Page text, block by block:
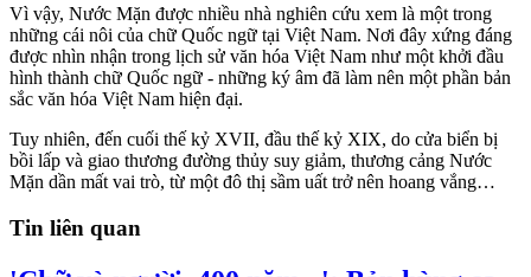
Vì vậy, Nước Mặn được nhiều nhà nghiên cứu xem là một trong
những cái nôi của chữ Quốc ngữ tại Việt Nam. Nơi đây xứng đáng
được nhìn nhận trong lịch sử văn hóa Việt Nam như một khởi đầu
hình thành chữ Quốc ngữ - những ký âm đã làm nên một phần bản
sắc văn hóa Việt Nam hiện đại.
Tuy nhiên, đến cuối thế kỷ XVII, đầu thế kỷ XIX, do cửa biển bị
bồi lấp và giao thương đường thủy suy giảm, thương cảng Nước
Mặn dần mất vai trò, từ một đô thị sầm uất trở nên hoang vắng…
Tin liên quan